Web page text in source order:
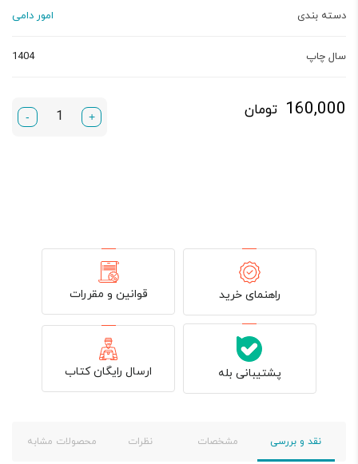
دسته بندی امور دامی
سال چاپ 1404
160,000 تومان +
-
راهنمای خرید قوانین و مقررات
پشتیبانی بله ارسال رایگان کتاب
نقد و بررسی مشخصات نظرات محصولات مشابه